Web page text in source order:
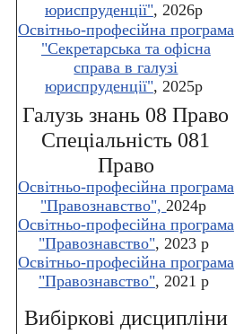
юриспруденції", 2026р
Освітньо-професійна програма
"Секретарська та офісна
справа в галузі
юриспруденції", 2025р
Галузь знань 08 Право
Спеціальність 081
Право
Освітньо-професійна програма
"Правознавство",2024р
Освітньо-професійна програма
"Правознавство", 2023 р
Освітньо-професійна програма
"Правознавство", 2021 р
Вибіркові дисципліни